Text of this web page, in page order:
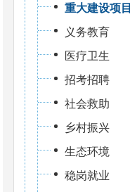
重大建设项目
义务教育
医疗卫生
招考招聘
社会救助
乡村振兴
生态环境
稳岗就业